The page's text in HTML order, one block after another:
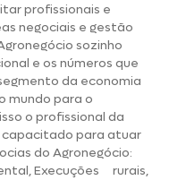
profissionais e
negociais e gestão
sozinho
e os números que
da economia
mundo para o
o profissional da
capacitado para atuar
do Agronegócio:
Execuções rurais,